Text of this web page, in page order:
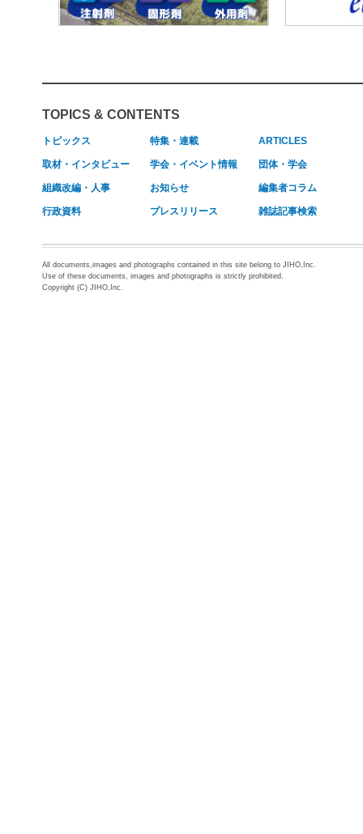
TOPICS & CONTENTS
トピックス 特集・連載 ARTICLES
取材・インタビュー 学会・イベント情報 団体・学会
組織改編・人事 お知らせ 編集者コラム
行政資料 プレスリリース 雑誌記事検索
All documents,images and photographs contained in this site belong to JIHO,Inc.
Use of these documents, images and photographs is strictly prohibited.
Copyright (C) JIHO,Inc.